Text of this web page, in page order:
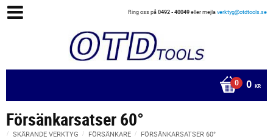
Ring oss på0492 - 40049eller mejlaverktyg@otdtools.se
0 KR
Försänkarsatser 60°
SKÄRANDE VERKTYG FÖRSÄNKARE FÖRSÄNKARSATSER 60°